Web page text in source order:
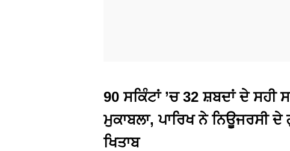
90 ਸਕਿੰਟਾਂ ’ਚ 32 ਸ਼ਬਦਾਂ ਦੇ ਸਹੀ
ਮੁਕਾਬਲਾ, ਪਾਰਿਖ ਨੇ ਨਿਊਜਰਸੀ
ਖਿਤਾਬ